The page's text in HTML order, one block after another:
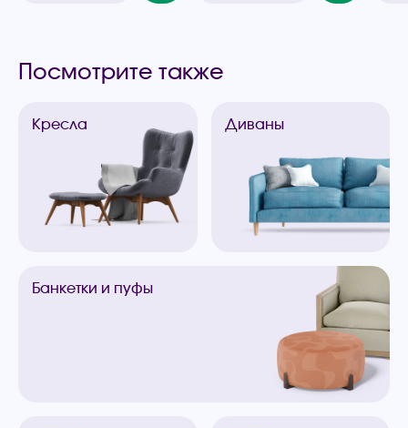
Посмотрите также
Кресла Диваны
Банкетки и пуфы